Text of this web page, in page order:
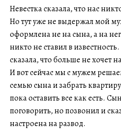
Невестка сказала, что нас
Но тут уже не выдержал мой
оформлена не на сына, а на
никто не ставил в
сказала, что больше не хочет
И вот сейчас мы с мужем
семью сына и забрать
пока оставить все как есть.
поговорить, но позвонил и
настроена на развод.